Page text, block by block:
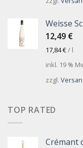
Weisse
12,49 €
17,84€/ l
inkl. 19 %
zzgl.
TOP RATED
Crémant